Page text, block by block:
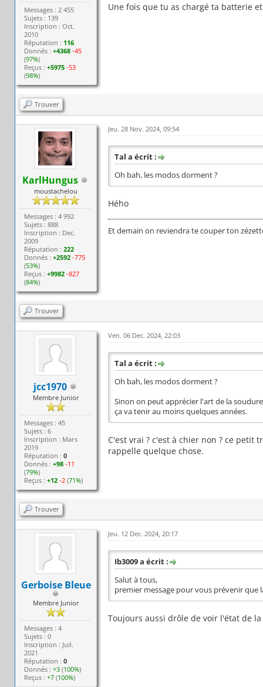
Messages : 2 455
Sujets : 139
Inscription : Oct.
2010
Réputation : 116
Donnés :+4368 -45
(97%)
Reçus :+5975 -53
(98%)
Une fois que tu as chargé ta batterie
Trouver
KarlHungus
moustachelou
Messages : 4 992
Sujets : 888
Inscription : Dec.
2009
Réputation :222
Donnés :+2592 -775
(53%)
Reçus :+9982 -827
(84%)
Jeu. 28 Nov. 2024, 09:54
Tal a écrit :
Oh bah, les modos dorment ?
Hého
Et demain on reviendra te couper ton
Trouver
jcc1970
Membre Junior
Messages : 45
Sujets : 6
Inscription : Mars
2019
Réputation :0
Donnés :+98 -11
(79%)
Reçus :+12 -2 (71%)
Ven. 06 Dec. 2024, 22:03
Tal a écrit :
Oh bah, les modos dorment ?
Sinon on peut apprécier l'art de la
ça va tenir au moins quelques années.
C'est vrai ? c'est à chier non ? ce petit
rappelle quelque chose.
Trouver
Gerboise Bleue
Membre Junior
Messages : 4
Sujets : 0
Inscription : Juil.
2021
Réputation :0
Donnés :+3 (100%)
Reçus :+7 (100%)
Jeu. 12 Dec. 2024, 20:17
Ib3009 a écrit :
Salut à tous,
premier message pour vous prévenir
Toujours aussi drôle de voir l'état de